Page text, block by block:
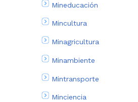
Mineducación
Mincultura
Minagricultura
Minambiente
Mintransporte
Minciencia